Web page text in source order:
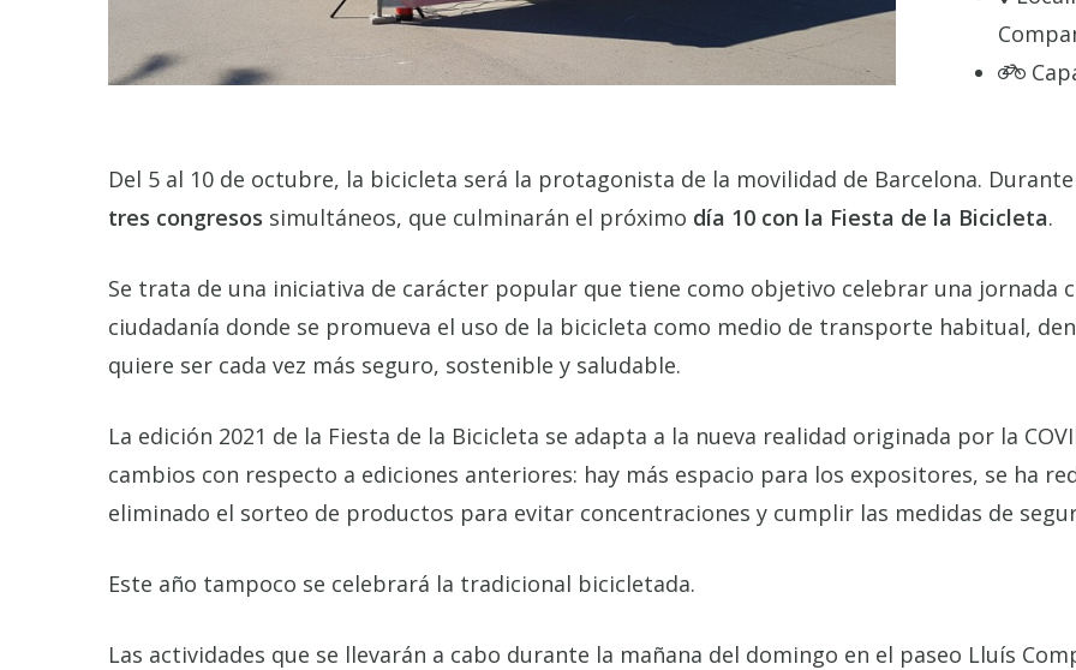
Del 5 al 10 de octubre, la bicicleta será la protagonista de la movilidad de Barcelona.
tres congresos simultáneos, que culminarán el próximo día 10 con la Fiesta de la Bicicleta.
Se trata de una iniciativa de carácter popular que tiene como objetivo celebrar una jornada
ciudadanía donde se promueva el uso de la bicicleta como medio de transporte habitual,
quiere ser cada vez más seguro, sostenible y saludable.
La edición 2021 de la Fiesta de la Bicicleta se adapta a la nueva realidad originada por la
cambios con respecto a ediciones anteriores: hay más espacio para los expositores, se ha
eliminado el sorteo de productos para evitar concentraciones y cumplir las medidas de
Este año tampoco se celebrará la tradicional bicicletada.
Las actividades que se llevarán a cabo durante la mañana del domingo en el paseo Lluís